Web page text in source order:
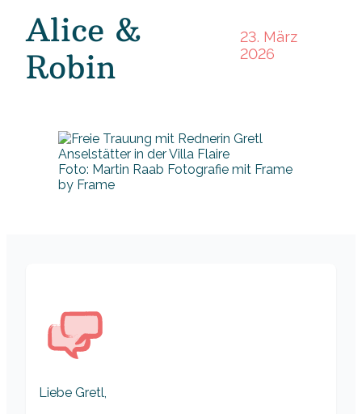
Alice &
Robin
23. März
2026
Foto: Martin Raab Fotografie mit Frame
by Frame
Liebe Gretl,